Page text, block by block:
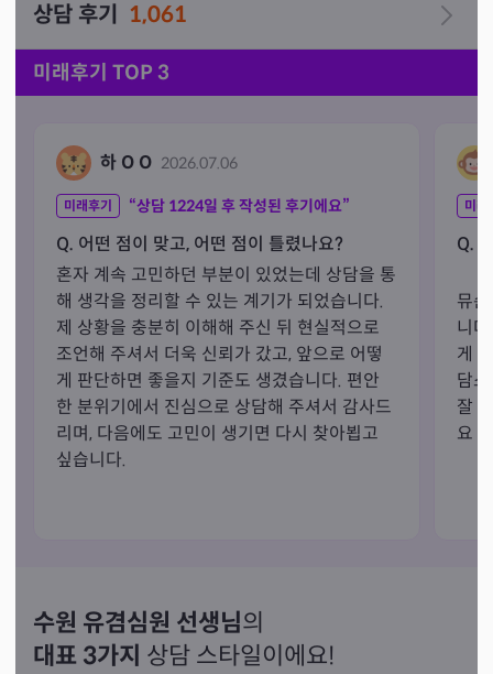
환경과 때에 맞게
긍정적이고 밝은에너지로
나의 복을 가지고 나아갈수 있는 방법들을
나의 현재운을
외부적인 환경과 사람때문만은  아닌 ~~
적극적으로 내가 운을 활용해 나가며 이끌고 갈수있는
방법등을 알아가시는 상담으로
짧은 시간이지만
상담자님과  소통하면서  도움될수있도록
마음을 다해 상담해 드리겠습니다._()_
귀한 인연으로  오심에  감사드립니다._()_
상담 후기 1,061
미래후기 TOP 3
하 O O 2026.07.06
미래후기 “상담 1224일 후 작성된 후기에요”
Q. 어떤 점이 맞고, 어떤 점이 틀렸나요?
혼자 계속 고민하던 부분이 있었는데 상담을 통
해 생각을 정리할 수 있는 계기가 되었습니다.
제 상황을 충분히 이해해 주신 뒤 현실적으로
조언해 주셔서 더욱 신뢰가 갔고, 앞으로 어떻
게 판단하면 좋을지 기준도 생겼습니다. 편안
한 분위기에서 진심으로 상담해 주셔서 감사드
리며, 다음에도 고민이 생기면 다시 찾아뵙고
싶습니다.
미래
Q.
뮤
니
게
담
잘
요
수원 유겸심원 선생님의
대표 3가지 상담 스타일이에요!